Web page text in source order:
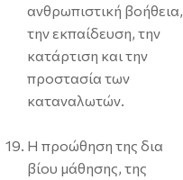
ανθρωπιστική βοήθεια,
την εκπαίδευση, την
κατάρτιση και την
προστασία των
καταναλωτών.
Η προώθηση της δια
βίου μάθησης, της